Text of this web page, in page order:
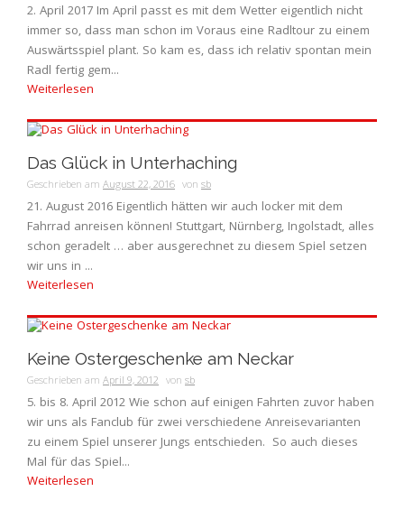
2. April 2017 Im April passt es mit dem Wetter eigentlich nicht
immer so, dass man schon im Voraus eine Radltour zu einem
Auswärtsspiel plant. So kam es, dass ich relativ spontan mein
Radl fertig gem...
Weiterlesen
Das Glück in Unterhaching
Geschrieben am August 22, 2016 von sb
21. August 2016 Eigentlich hätten wir auch locker mit dem
Fahrrad anreisen können! Stuttgart, Nürnberg, Ingolstadt, alles
schon geradelt … aber ausgerechnet zu diesem Spiel setzen
wir uns in ...
Weiterlesen
Keine Ostergeschenke am Neckar
Geschrieben am April 9, 2012 von sb
5. bis 8. April 2012 Wie schon auf einigen Fahrten zuvor haben
wir uns als Fanclub für zwei verschiedene Anreisevarianten
zu einem Spiel unserer Jungs entschieden. So auch dieses
Mal für das Spiel...
Weiterlesen